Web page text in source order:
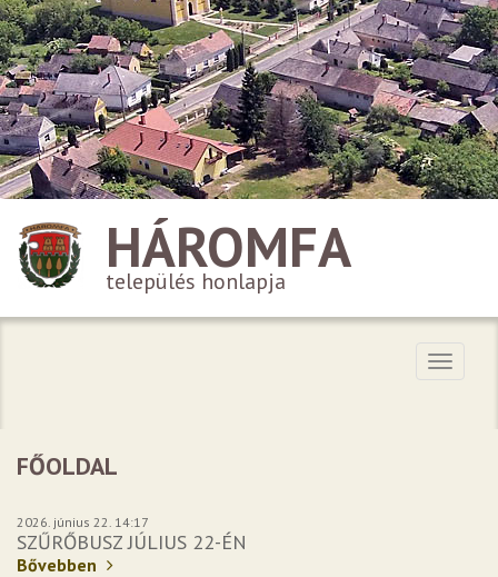
HÁROMFA
település honlapja
Menü
FŐOLDAL
2026. június 22. 14:17
SZŰRŐBUSZ JÚLIUS 22-ÉN
Bővebben